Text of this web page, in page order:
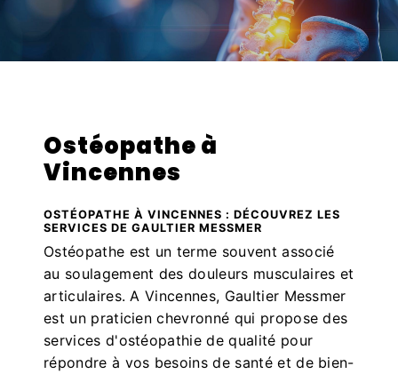
Ostéopathe à
Vincennes
OSTÉOPATHE À VINCENNES : DÉCOUVREZ LES
SERVICES DE GAULTIER MESSMER
Ostéopathe est un terme souvent associé
au soulagement des douleurs musculaires et
articulaires. A Vincennes, Gaultier Messmer
est un praticien chevronné qui propose des
services d'ostéopathie de qualité pour
répondre à vos besoins de santé et de bien-